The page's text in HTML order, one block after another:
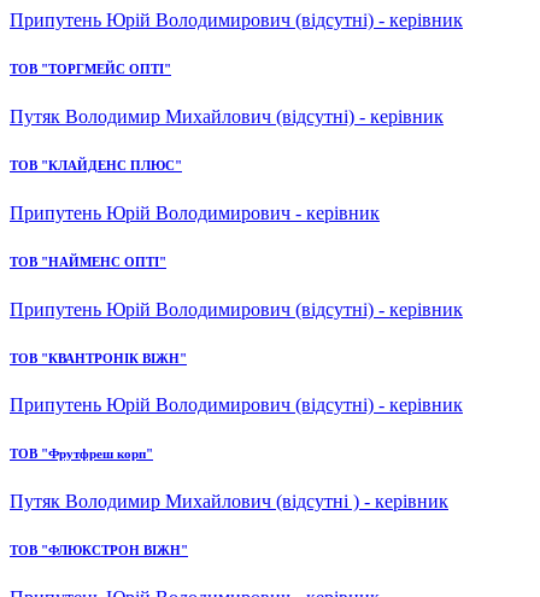
Припутень Юрій Володимирович (відсутні) - керівник
ТОВ "ТОРГМЕЙС ОПТІ"
Путяк Володимир Михайлович (відсутні) - керівник
ТОВ "КЛАЙДЕНС ПЛЮС"
Припутень Юрій Володимирович - керівник
ТОВ "НАЙМЕНС ОПТІ"
Припутень Юрій Володимирович (відсутні) - керівник
ТОВ "КВАНТРОНІК ВІЖН"
Припутень Юрій Володимирович (відсутні) - керівник
ТОВ "Фрутфреш корп"
Путяк Володимир Михайлович (відсутні ) - керівник
ТОВ "ФЛЮКСТРОН ВІЖН"